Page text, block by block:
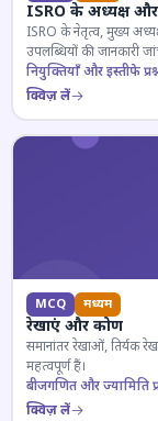
ISRO के अध्यक्ष
ISRO के नेतृत्व, मुख्य
उपलब्धियों की जानकारी
नियुक्तियाँ और इस्तीफे
क्विज़ लें
MCQ मध्यम
रेखाएं और कोण
समानांतर रेखाओं, तिर्यक
महत्वपूर्ण हैं।
बीजगणित और ज्यामिति
क्विज़ लें